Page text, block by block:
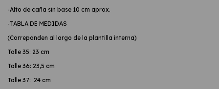
-Alto de caña sin base 10 cm aprox.
-TABLA DE MEDIDAS
(Correponden al largo de la plantilla interna)
Talle 35: 23 cm
Talle 36: 23,5 cm
Talle 37: 24 cm